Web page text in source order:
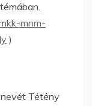
mnm-
)
Tétény